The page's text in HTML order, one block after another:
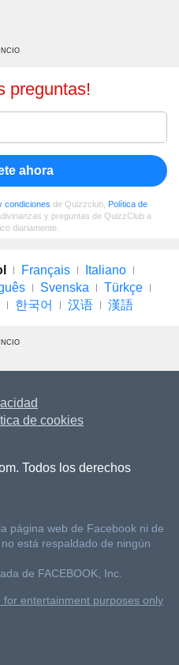
preguntas!
ahora
condiciones de Quizzclub,
Política de
y preguntas de QuizzClub a
diariamente.
Français
Italiano
Svenska
Türkçe
한국어 汉语 漢語
de cookies
Todos los derechos
página web de Facebook ni de
está respaldado de ningún
de FACEBOOK, Inc.
for entertainment purposes only